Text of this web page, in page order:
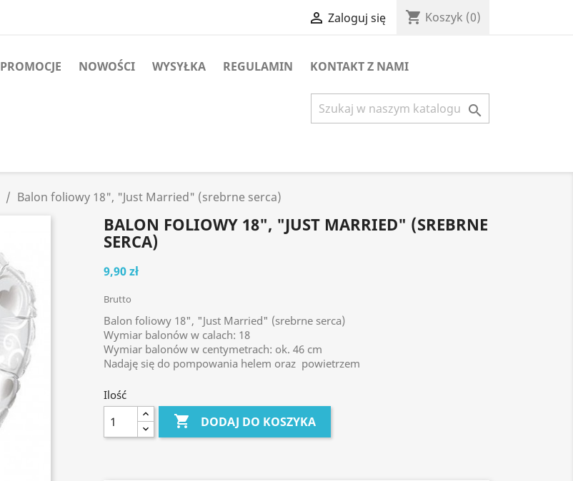
 Zaloguj się shopping_cart Koszyk (0)
PROMOCJE NOWOŚCI WYSYŁKA REGULAMIN KONTAKT Z NAMI

Balon foliowy 18", "Just Married" (srebrne serca)
BALON FOLIOWY 18", "JUST MARRIED" (SREBRNE
SERCA)
9,90 zł
Brutto
Balon foliowy 18", "Just Married" (srebrne serca)
Wymiar balonów w calach: 18
Wymiar balonów w centymetrach: ok. 46 cm
Nadaję się do pompowania helem oraz powietrzem
Ilość
 DODAJ DO KOSZYKA